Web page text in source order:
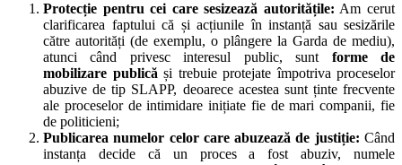
Protecție pentru cei care sesizează autoritățile: Am cerut
clarificarea faptului că și acțiunile în instanță sau sesizările
către autorități (de exemplu, o plângere la Garda de mediu),
atunci când privesc interesul public, sunt forme de
mobilizare publică și trebuie protejate împotriva proceselor
abuzive de tip SLAPP, deoarece acestea sunt ținte frecvente
ale proceselor de intimidare inițiate fie de mari companii, fie
de politicieni;
Publicarea numelor celor care abuzează de justiție: Când
instanța decide că un proces a fost abuziv, numele